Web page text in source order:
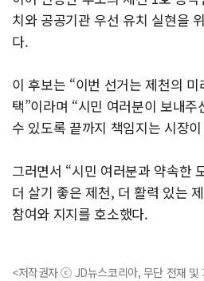
치와 공공기관 우선 유치 실현을
다.
이 후보는 “이번 선거는 제천의
택”이라며 “시민 여러분이 보내
수 있도록 끝까지 책임지는 시장
그러면서 “시민 여러분과 약속한
더 살기 좋은 제천, 더 활력 있는
참여와 지지를 호소했다.
<저작권자 ⓒ JD뉴스코리아, 무단 전재 및